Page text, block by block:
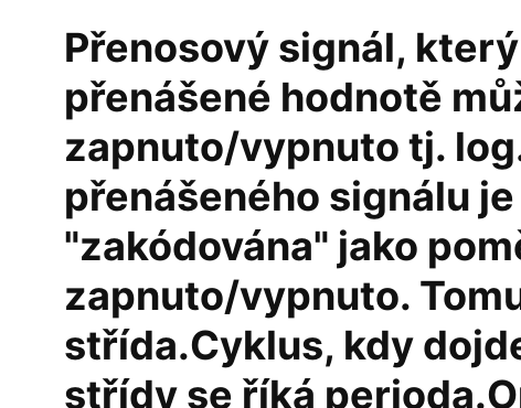
Přenosový signál,
přenášené hodnotě
zapnuto/vypnuto tj.
přenášeného signálu
"zakódována" jako
zapnuto/vypnuto.
střída.Cyklus, kdy
střídy se říká